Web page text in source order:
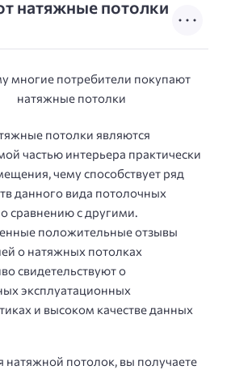
натяжные потолки
потолки являются
частью интерьера практически
чему способствует ряд
данного вида потолочных
сравнению с другими.
положительные отзывы
о натяжных потолках
свидетельствуют о
эксплуатационных
и высоком качестве данных
натяжной потолок, вы получаете